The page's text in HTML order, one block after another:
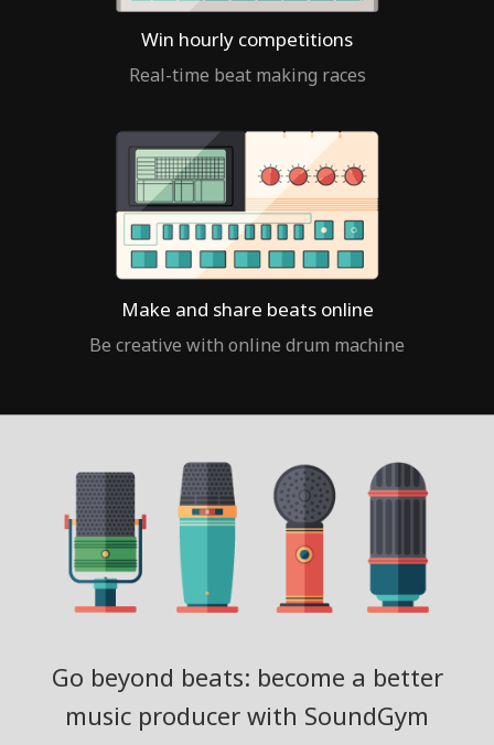
Win hourly competitions
Real-time beat making races
Make and share beats online
Be creative with online drum machine
Go beyond beats: become a better
music producer with SoundGym